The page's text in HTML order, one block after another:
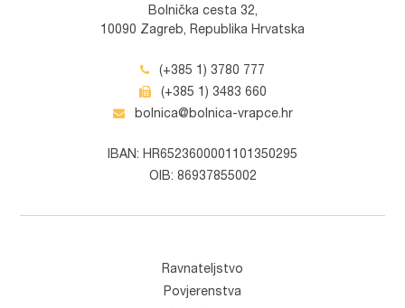
Bolnička cesta 32,
10090 Zagreb, Republika Hrvatska
(+385 1) 3780 777
(+385 1) 3483 660
bolnica@bolnica-vrapce.hr
IBAN: HR6523600001101350295
OIB: 86937855002
Ravnateljstvo
Povjerenstva